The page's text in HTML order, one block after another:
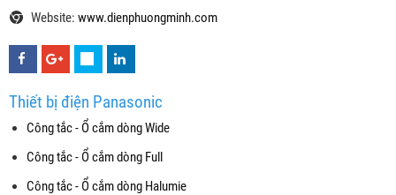
Website: www.dienphuongminh.com
Thiết bị điện Panasonic
Công tắc - Ổ cắm dòng Wide
Công tắc - Ổ cắm dòng Full
Công tắc - Ổ cắm dòng Halumie